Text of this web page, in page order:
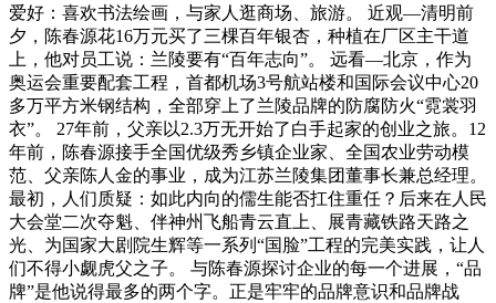
爱好：喜欢书法绘画，与家人逛商场、旅游。 近观—清明前
夕，陈春源花16万元买了三棵百年银杏，种植在厂区主干道
上，他对员工说：兰陵要有“百年志向”。 远看—北京，作为
奥运会重要配套工程，首都机场3号航站楼和国际会议中心20
多万平方米钢结构，全部穿上了兰陵品牌的防腐防火“霓裳羽
衣”。 27年前，父亲以2.3万无开始了白手起家的创业之旅。12
年前，陈春源接手全国优级秀乡镇企业家、全国农业劳动模
范、父亲陈人金的事业，成为江苏兰陵集团董事长兼总经理。
最初，人们质疑：如此内向的儒生能否扛住重任？后来在人民
大会堂二次夺魁、伴神州飞船青云直上、展青藏铁路天路之
光、为国家大剧院生辉等一系列“国脸”工程的完美实践，让人
们不得小觑虎父之子。 与陈春源探讨企业的每一个进展，“品
牌”是他说得最多的两个字。正是牢牢的品牌意识和品牌战